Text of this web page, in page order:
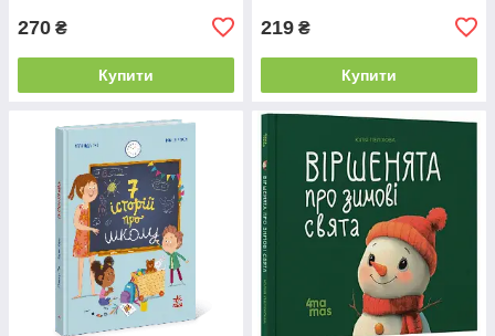
270 ₴
Купити
219 ₴
Купити